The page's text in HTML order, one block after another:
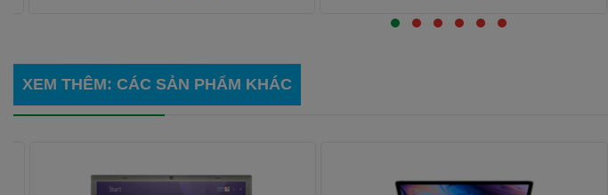
Xem thêm
XEM THÊM: CÁC SẢN PHẨM KHÁC